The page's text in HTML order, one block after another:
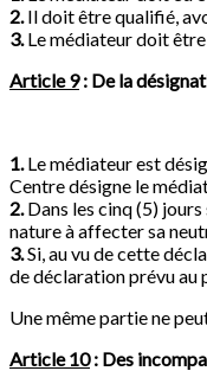
2.Il doit être qualifié,
3.Le médiateur doit
Article 9: De la
1.Le médiateur est
Centre désigne le
2.Dans les cinq (5)
nature à affecter sa
3.Si, au vu de cette
de déclaration prévu au
Une même partie ne
Article 10: Des